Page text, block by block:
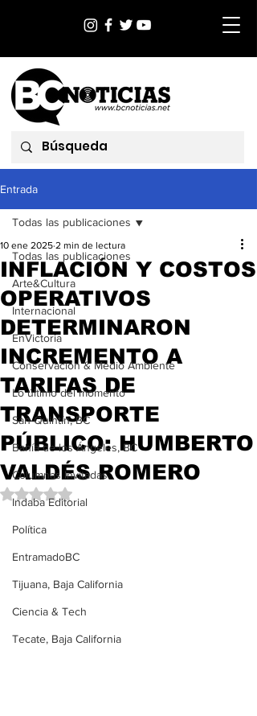
Entrada
Todas las publicaciones
Arte&Cultura
Internacional
EnVictoria
Conservación & Medio Ambiente
Lo último del momento
San Quintín, BC
Bahía de los Ángeles, BC
Columnas Invitadas
Indaba Editorial
Política
EntramadoBC
Tijuana, Baja California
Ciencia & Tech
Tecate, Baja California
Todas las publicaciones
INFLACIÓN Y COSTOS
OPERATIVOS
DETERMINARON
INCREMENTO A
TARIFAS DE
TRANSPORTE
PÚBLICO: HUMBERTO
VALDÉS ROMERO
10 ene 2025 2 min de lectura
Obtuvo NaN de 5 estrellas.